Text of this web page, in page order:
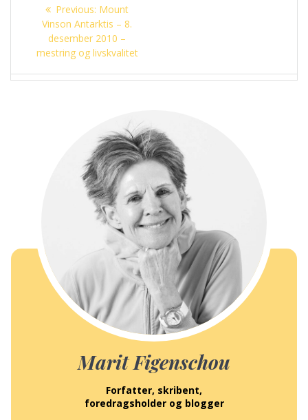
Previous: Previous
post:
Mount
Vinson Antarktis – 8.
desember 2010 –
mestring og livskvalitet
Marit Figenschou
Forfatter, skribent,
foredragsholder og blogger